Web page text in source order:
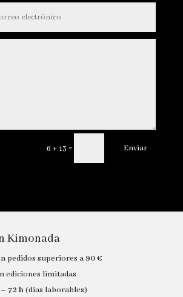
6 + 13 = Enviar
Kimonada
pedidos superiores a 90 €
ediciones limitadas
72 h(días laborables)